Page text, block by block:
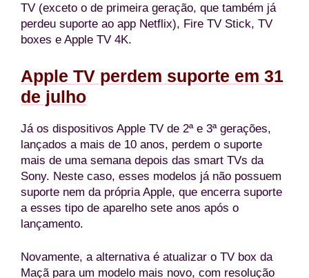
TV (exceto o de primeira geração, que também já
perdeu suporte ao app Netflix), Fire TV Stick, TV
boxes e Apple TV 4K.
Apple TV perdem suporte em 31
de julho
Já os dispositivos Apple TV de 2ª e 3ª gerações,
lançados a mais de 10 anos, perdem o suporte
mais de uma semana depois das smart TVs da
Sony. Neste caso, esses modelos já não possuem
suporte nem da própria Apple, que encerra suporte
a esses tipo de aparelho sete anos após o
lançamento.
Novamente, a alternativa é atualizar o TV box da
Maçã para um modelo mais novo, com resolução